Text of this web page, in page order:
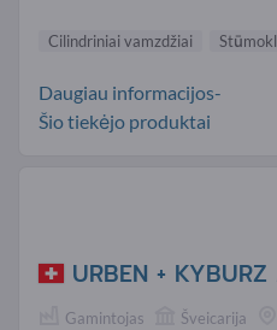
Cilindriniai vamzdžiai
Daugiau informacijos-
Šio tiekėjo produktai
URBEN + KYBURZ
Gamintojas Šveicarija